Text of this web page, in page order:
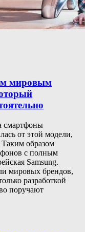
мировым
смартфоны
от этой модели,
образом
с полным
Samsung.
мировых брендов,
разработкой
поручают